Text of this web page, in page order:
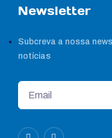
Newsletter
Subcreva a nossa
notícias